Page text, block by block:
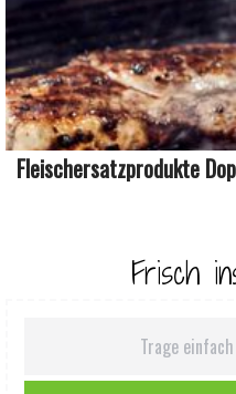
Fleischersatzprodukte
Frisch